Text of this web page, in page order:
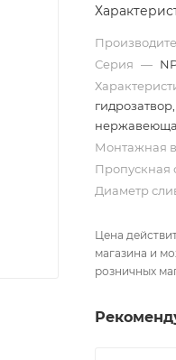
Серия —
гидрозатвор,
Монтажная
Пропускная
Диаметр
Цена
магазина и
розничных